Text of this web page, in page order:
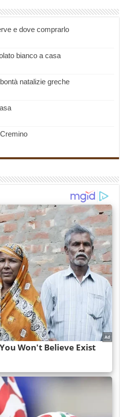
e dove comprarlo
bianco a casa
natalizie greche